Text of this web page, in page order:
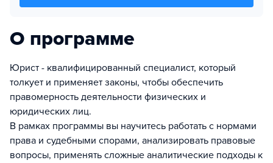
О программе
Юрист - квалифицированный специалист, который
толкует и применяет законы, чтобы обеспечить
правомерность деятельности физических и
юридических лиц.
В рамках программы вы научитесь работать с нормами
права и судебными спорами, анализировать правовые
вопросы, применять сложные аналитические подходы к